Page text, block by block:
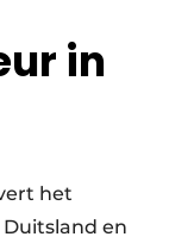
in
het
en